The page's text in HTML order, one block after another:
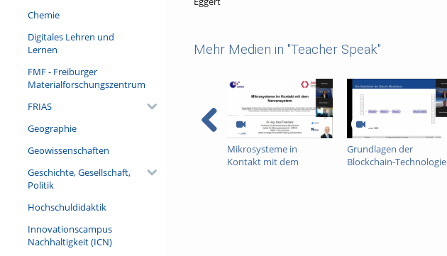
Chemie
Digitales Lehren und
Lernen
FMF - Freiburger
Materialforschungszentrum
FRIAS
Geographie
Geowissenschaften
Geschichte, Gesellschaft,
Politik
Hochschuldidaktik
Innovationscampus
Nachhaltigkeit (ICN)
Mehr Medien in "Teacher Speak"
Mikrosysteme in
Kontakt mit dem
Grundlagen der
Blockchain-Technologie